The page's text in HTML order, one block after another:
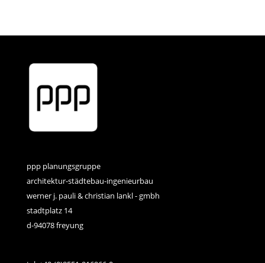
ppp planungsgruppe
architektur-städtebau-ingenieurbau
werner j. pauli & christian lankl - gmbh
stadtplatz 14
d-94078 freyung